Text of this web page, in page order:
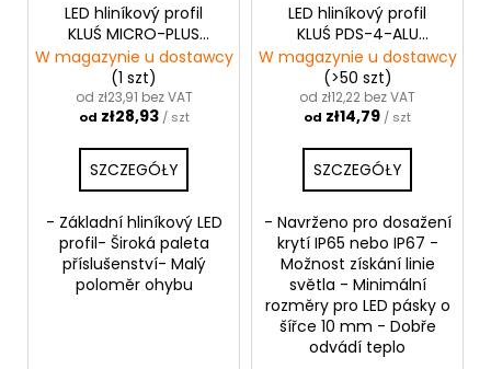
LED hliníkový profil
KLUŚ MICRO-PLUS
|stříbrná anoda
W magazynie u dostawcy
(1 szt)
od zł23,91 bez VAT
od zł28,93 / szt
SZCZEGÓŁY
- Základní hliníkový LED
profil- Široká paleta
příslušenství- Malý
poloměr ohybu
LED hliníkový profil
KLUŚ PDS-4-ALU
|neanodizovaná
W magazynie u dostawcy
(>50 szt)
od zł12,22 bez VAT
od zł14,79 / szt
SZCZEGÓŁY
- Navrženo pro dosažení
krytí IP65 nebo IP67 -
Možnost získání linie
světla - Minimální
rozměry pro LED pásky o
šířce 10 mm - Dobře
odvádí teplo